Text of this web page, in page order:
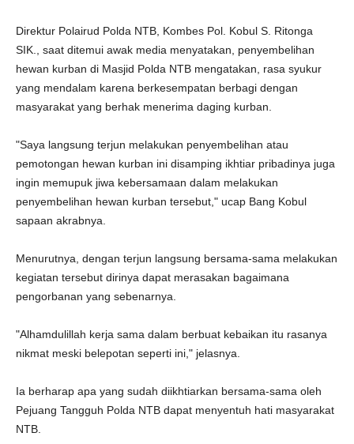
Direktur Polairud Polda NTB, Kombes Pol. Kobul S. Ritonga
SIK., saat ditemui awak media menyatakan, penyembelihan
hewan kurban di Masjid Polda NTB mengatakan, rasa syukur
yang mendalam karena berkesempatan berbagi dengan
masyarakat yang berhak menerima daging kurban.
"Saya langsung terjun melakukan penyembelihan atau
pemotongan hewan kurban ini disamping ikhtiar pribadinya juga
ingin memupuk jiwa kebersamaan dalam melakukan
penyembelihan hewan kurban tersebut," ucap Bang Kobul
sapaan akrabnya.
Menurutnya, dengan terjun langsung bersama-sama melakukan
kegiatan tersebut dirinya dapat merasakan bagaimana
pengorbanan yang sebenarnya.
"Alhamdulillah kerja sama dalam berbuat kebaikan itu rasanya
nikmat meski belepotan seperti ini," jelasnya.
Ia berharap apa yang sudah diikhtiarkan bersama-sama oleh
Pejuang Tangguh Polda NTB dapat menyentuh hati masyarakat
NTB.